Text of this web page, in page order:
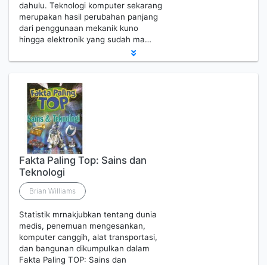
dahulu. Teknologi komputer sekarang
merupakan hasil perubahan panjang
dari penggunaan mekanik kuno
hingga elektronik yang sudah ma…
Fakta Paling Top: Sains dan
Teknologi
Brian Williams
Statistik mrnakjubkan tentang dunia
medis, penemuan mengesankan,
komputer canggih, alat transportasi,
dan bangunan dikumpulkan dalam
Fakta Paling TOP: Sains dan